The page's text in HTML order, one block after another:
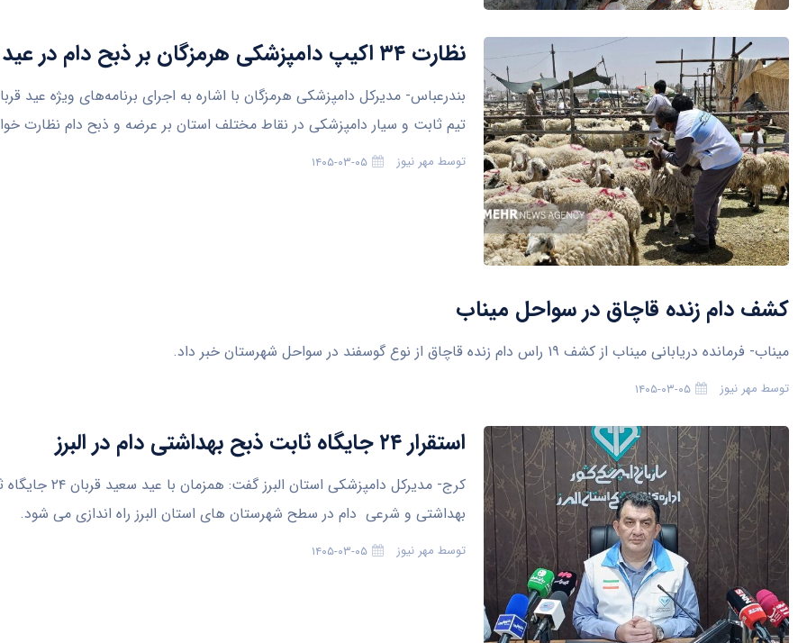
نظارت ۳۴ اکیپ دامپزشکی هرمزگان بر ذبح دام در عید قربان
تیم‌ ثابت و سیار دامپزشکی در نقاط مختلف استان بر عرضه و ذبح دام نظارت
توسط مهر نیوز ۱۴۰۵-۰۳-۰۵
کشف دام زنده قاچاق در سواحل میناب
میناب- فرمانده دریابانی میناب از کشف ۱۹ راس دام زنده قاچاق از نوع گوسفند در سواحل شهرستان خبر داد.
توسط مهر نیوز ۱۴۰۵-۰۳-۰۵
استقرار ۲۴ جایگاه ثابت ذبح بهداشتی دام در البرز
کرج- مدیرکل دامپزشکی استان البرز
بهداشتی و شرعی دام در سطح شهرستان های استان البرز راه اندازی می شود.
توسط مهر نیوز ۱۴۰۵-۰۳-۰۵